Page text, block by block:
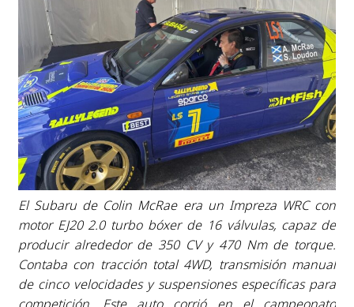
El Subaru de Colin McRae era un Impreza WRC con
motor EJ20 2.0 turbo bóxer de 16 válvulas, capaz de
producir alrededor de 350 CV y 470 Nm de torque.
Contaba con tracción total 4WD, transmisión manual
de cinco velocidades y suspensiones específicas para